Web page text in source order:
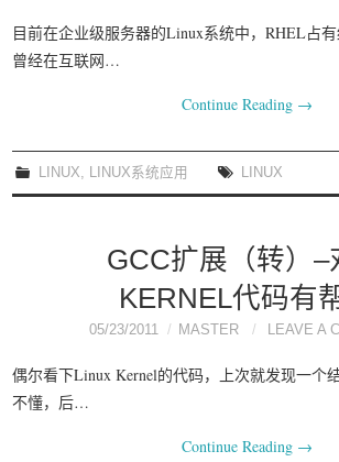
目前在企业级服务器的Linux系统中，RHEL占
曾经在互联网…
Continue Reading →
LINUX LINUX系统应用 LINUX
GCC扩展（转）–
KERNEL代码有
05/23/2011 MASTER LEAVE A
偶尔看下Linux Kernel的代码，上次就发现一个
不懂，后…
Continue Reading →